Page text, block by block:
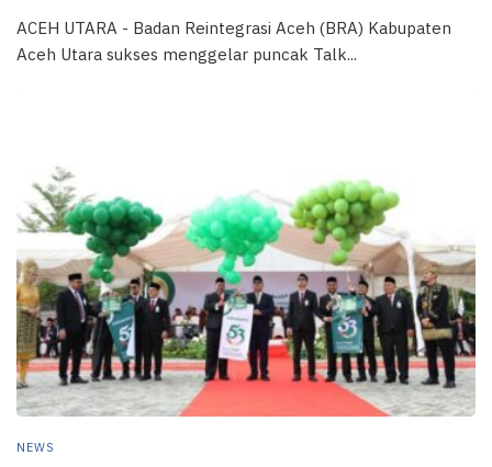
ACEH UTARA - Badan Reintegrasi Aceh (BRA) Kabupaten
Aceh Utara sukses menggelar puncak Talk...
NEWS